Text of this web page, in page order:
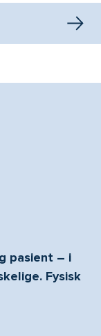
pasient – i
Fysisk